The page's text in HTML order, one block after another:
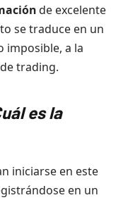
de excelente
se traduce en un
imposible, a la
trading.
es la
iniciarse en este
en un